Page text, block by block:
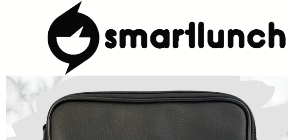
CARACTERISTICAS